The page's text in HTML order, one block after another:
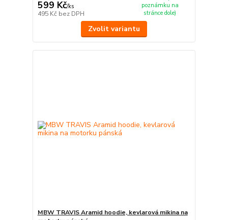
599 Kč/ks
495 Kč bez DPH
poznámku na
stránce dole)
Zvolit variantu
MBW TRAVIS Aramid hoodie, kevlarová mikina na